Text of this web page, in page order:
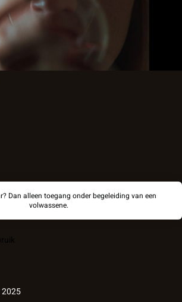
Dan alleen toegang onder begeleiding van een
volwassene.
2025